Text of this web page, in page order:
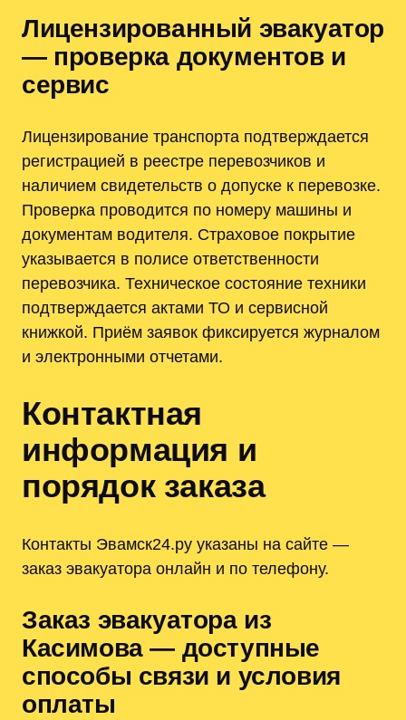
Лицензированный эвакуатор
— проверка документов и
сервис
Лицензирование транспорта подтверждается
регистрацией в реестре перевозчиков и
наличием свидетельств о допуске к перевозке.
Проверка проводится по номеру машины и
документам водителя. Страховое покрытие
указывается в полисе ответственности
перевозчика. Техническое состояние техники
подтверждается актами ТО и сервисной
книжкой. Приём заявок фиксируется журналом
и электронными отчетами.
Контактная
информация и
порядок заказа
Контакты Эвамск24.ру указаны на сайте —
заказ эвакуатора онлайн и по телефону.
Заказ эвакуатора из
Касимова — доступные
способы связи и условия
оплаты